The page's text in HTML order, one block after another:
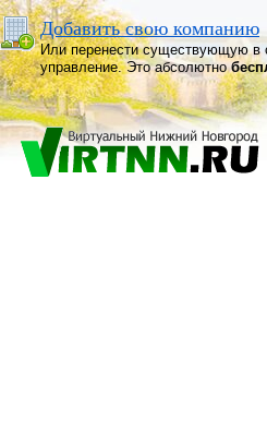
Добавить свою компанию
Или перенести существующую в
управление. Это абсолютно